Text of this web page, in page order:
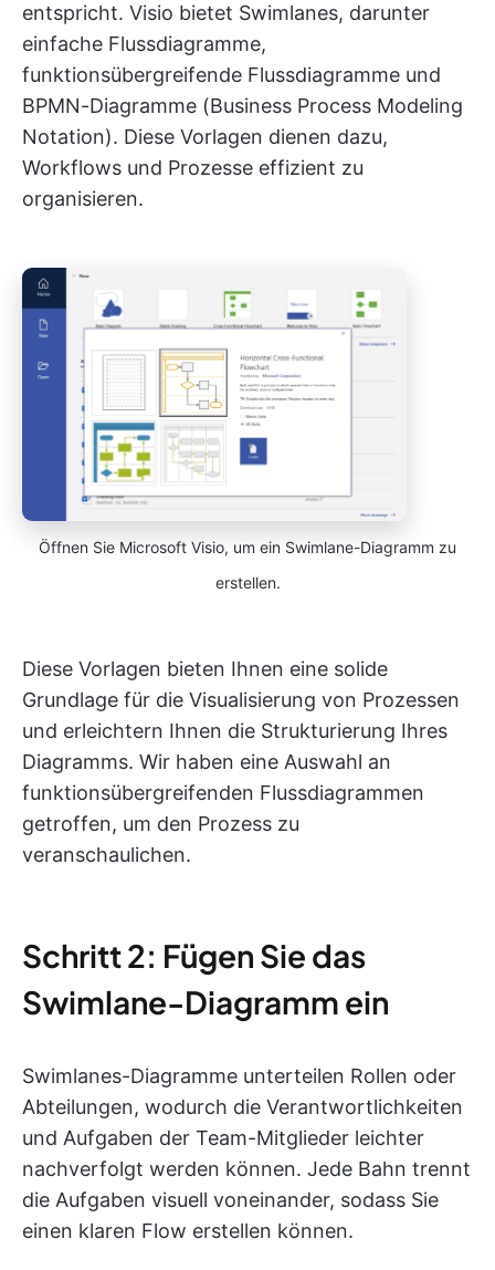
entspricht. Visio bietet Swimlanes, darunter
einfache Flussdiagramme,
funktionsübergreifende Flussdiagramme und
BPMN-Diagramme (Business Process Modeling
Notation). Diese Vorlagen dienen dazu,
Workflows und Prozesse effizient zu
organisieren.
Öffnen Sie Microsoft Visio, um ein Swimlane-Diagramm zu
erstellen.
Diese Vorlagen bieten Ihnen eine solide
Grundlage für die Visualisierung von Prozessen
und erleichtern Ihnen die Strukturierung Ihres
Diagramms. Wir haben eine Auswahl an
funktionsübergreifenden Flussdiagrammen
getroffen, um den Prozess zu
veranschaulichen.
Schritt 2: Fügen Sie das
Swimlane-Diagramm ein
Swimlanes-Diagramme unterteilen Rollen oder
Abteilungen, wodurch die Verantwortlichkeiten
und Aufgaben der Team-Mitglieder leichter
nachverfolgt werden können. Jede Bahn trennt
die Aufgaben visuell voneinander, sodass Sie
einen klaren Flow erstellen können.